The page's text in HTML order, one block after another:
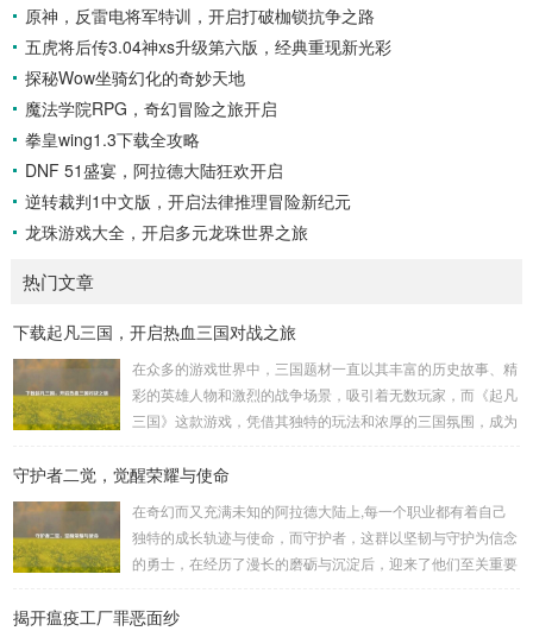
原神，反雷电将军特训，开启打破枷锁抗争之路
五虎将后传3.04神xs升级第六版，经典重现新光彩
探秘Wow坐骑幻化的奇妙天地
魔法学院RPG，奇幻冒险之旅开启
拳皇wing1.3下载全攻略
DNF 51盛宴，阿拉德大陆狂欢开启
逆转裁判1中文版，开启法律推理冒险新纪元
龙珠游戏大全，开启多元龙珠世界之旅
热门文章
下载起凡三国，开启热血三国对战之旅
在众多的游戏世界中，三国题材一直以其丰富的历史故事、精
彩的英雄人物和激烈的战争场景，吸引着无数玩家，而《起凡
三国》这款游戏，凭借其独特的玩法和浓厚的三国氛围，成为
何进行起凡三国下载,开启一段热血的三国对战之旅。 《起凡
以化身为三国时期的知名将领，如勇猛无双的吕布、足智多谋
的诸葛亮、忠义双全的关羽等，率领自己的军队在战场上冲锋
陷阵、排兵布阵，游戏中的每一场战斗都充满了变...
守护者二觉，觉醒荣耀与使命
在奇幻而又充满未知的阿拉德大陆上,每一个职业都有着自己
独特的成长轨迹与使命，而守护者，这群以坚韧与守护为信念
的勇士，在经历了漫长的磨砺与沉淀后，迎来了他们至关重要
大陆的那一刻起，便肩负着守护的重任，他们身躯魁梧，手持
揭开瘟疫工厂罪恶面纱